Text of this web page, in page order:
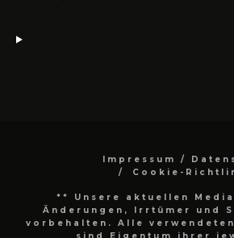
Impressum /
Cookie-
** Unsere aktuellen
Änderungen, Irrtümer und
vorbehalten. Alle
sind Eigentum ihrer